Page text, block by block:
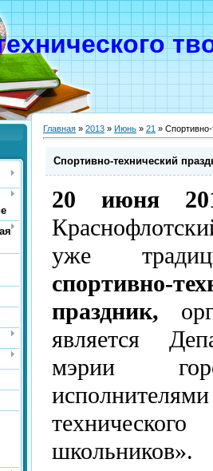
Главная » 2013 » Июнь » 21 » Спортивно-
Спортивно-технический
20 июня
уже
спортивно-
праздник,
является
мэрии
школьников».